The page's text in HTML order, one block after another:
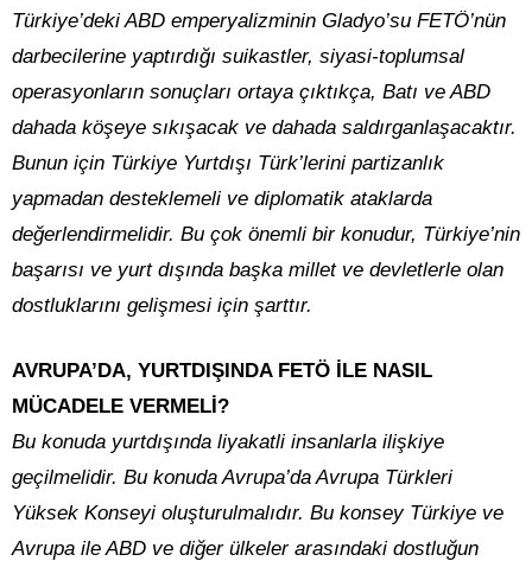
Türkiye’deki ABD emperyalizminin Gladyo’su FETÖ’nün
darbecilerine yaptırdığı suikastler, siyasi-toplumsal
operasyonların sonuçları ortaya çıktıkça, Batı ve ABD
dahada köşeye sıkışacak ve dahada saldırganlaşacaktır.
Bunun için Türkiye Yurtdışı Türk’lerini partizanlık
yapmadan desteklemeli ve diplomatik ataklarda
değerlendirmelidir. Bu çok önemli bir konudur, Türkiye’nin
başarısı ve yurt dışında başka millet ve devletlerle olan
dostluklarını gelişmesi için şarttır.
AVRUPA’DA, YURTDIŞINDA FETÖ İLE NASIL
MÜCADELE VERMELİ?
Bu konuda yurtdışında liyakatli insanlarla ilişkiye
geçilmelidir. Bu konuda Avrupa’da Avrupa Türkleri
Yüksek Konseyi oluşturulmalıdır. Bu konsey Türkiye ve
Avrupa ile ABD ve diğer ülkeler arasındaki dostluğun